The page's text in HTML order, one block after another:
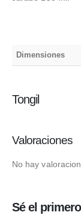
Dimensiones
Tongil
Valoraciones
No hay
Sé el